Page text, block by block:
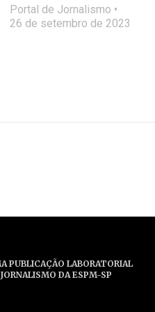
Portal de Jornalismo
26 de setembro de 2023
PUBLICAÇÃO LABORATORIAL
DA ESPM-SP